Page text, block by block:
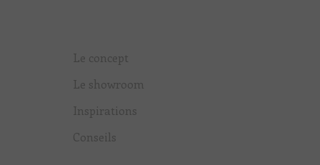
Le concept
Le showroom
Inspirations
Conseils